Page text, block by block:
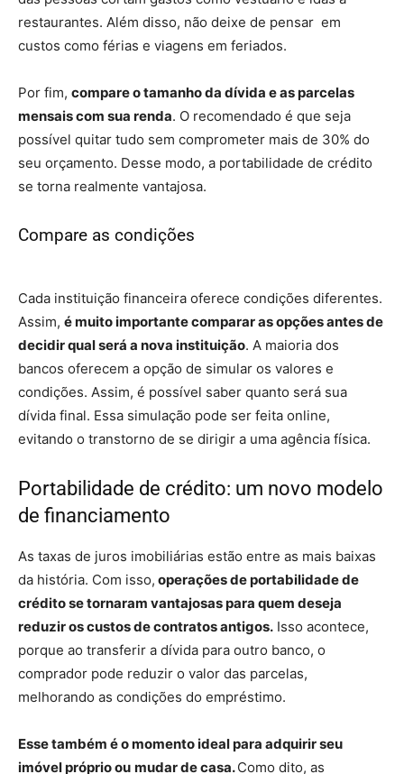
restaurantes. Além disso, não deixe de pensar em
custos como férias e viagens em feriados.
Por fim, compare o tamanho da dívida e as parcelas
mensais com sua renda. O recomendado é que seja
possível quitar tudo sem comprometer mais de 30% do
seu orçamento. Desse modo, a portabilidade de crédito
se torna realmente vantajosa.
Compare as condições
Cada instituição financeira oferece condições diferentes.
Assim, é muito importante comparar as opções antes de
decidir qual será a nova instituição. A maioria dos
bancos oferecem a opção de simular os valores e
condições. Assim, é possível saber quanto será sua
dívida final. Essa simulação pode ser feita online,
evitando o transtorno de se dirigir a uma agência física.
Portabilidade de crédito: um novo modelo
de financiamento
As taxas de juros imobiliárias estão entre as mais baixas
da história. Com isso, operações de portabilidade de
crédito se tornaram vantajosas para quem deseja
reduzir os custos de contratos antigos. Isso acontece,
porque ao transferir a dívida para outro banco, o
comprador pode reduzir o valor das parcelas,
melhorando as condições do empréstimo.
Esse também é o momento ideal para adquirir seu
imóvel próprio ou mudar de casa.Como dito, as